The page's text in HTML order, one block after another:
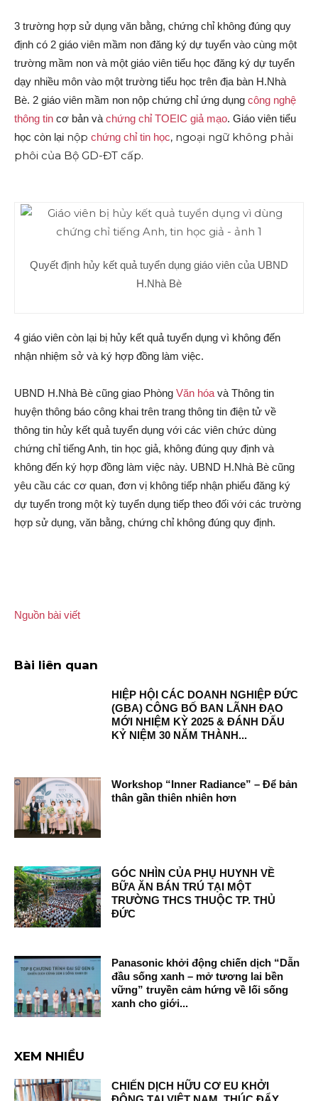
3 trường hợp sử dụng văn bằng, chứng chỉ không đúng quy
định có 2 giáo viên mầm non đăng ký dự tuyển vào cùng một
trường mầm non và một giáo viên tiểu học đăng ký dự tuyển
dạy nhiều môn vào một trường tiểu học trên địa bàn H.Nhà
Bè. 2 giáo viên mầm non nộp chứng chỉ ứng dụng công nghệ
thông tin cơ bản và chứng chỉ TOEIC giả mạo. Giáo viên tiểu
học còn lại nộp chứng chỉ tin học, ngoại ngữ không phải
phôi của Bộ GD-ĐT cấp.
Quyết định hủy kết quả tuyển dụng giáo viên của UBND
H.Nhà Bè
4 giáo viên còn lại bị hủy kết quả tuyển dụng vì không đến
nhận nhiệm sở và ký hợp đồng làm việc.
UBND H.Nhà Bè cũng giao Phòng Văn hóa và Thông tin
huyện thông báo công khai trên trang thông tin điện tử về
thông tin hủy kết quả tuyển dụng với các viên chức dùng
chứng chỉ tiếng Anh, tin học giả, không đúng quy định và
không đến ký hợp đồng làm việc này. UBND H.Nhà Bè cũng
yêu cầu các cơ quan, đơn vị không tiếp nhận phiếu đăng ký
dự tuyển trong một kỳ tuyển dụng tiếp theo đối với các trường
hợp sử dụng, văn bằng, chứng chỉ không đúng quy định.
Nguồn bài viết
Bài liên quan
HIỆP HỘI CÁC DOANH NGHIỆP ĐỨC
(GBA) CÔNG BỐ BAN LÃNH ĐẠO
MỚI NHIỆM KỲ 2025 & ĐÁNH DẤU
KỶ NIỆM 30 NĂM THÀNH...
Workshop “Inner Radiance” – Để bản
thân gần thiên nhiên hơn
GÓC NHÌN CỦA PHỤ HUYNH VỀ
BỮA ĂN BÁN TRÚ TẠI MỘT
TRƯỜNG THCS THUỘC TP. THỦ
ĐỨC
Panasonic khởi động chiến dịch “Dẫn
đầu sống xanh – mở tương lai bền
vững” truyền cảm hứng về lối sống
xanh cho giới...
XEM NHIỀU
CHIẾN DỊCH HỮU CƠ EU KHỞI